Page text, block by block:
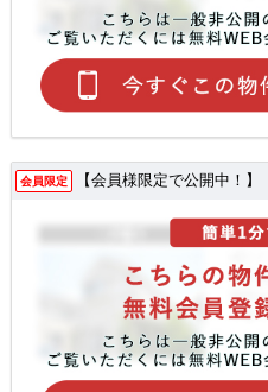
会員限定 【会員様限定で公開中！】